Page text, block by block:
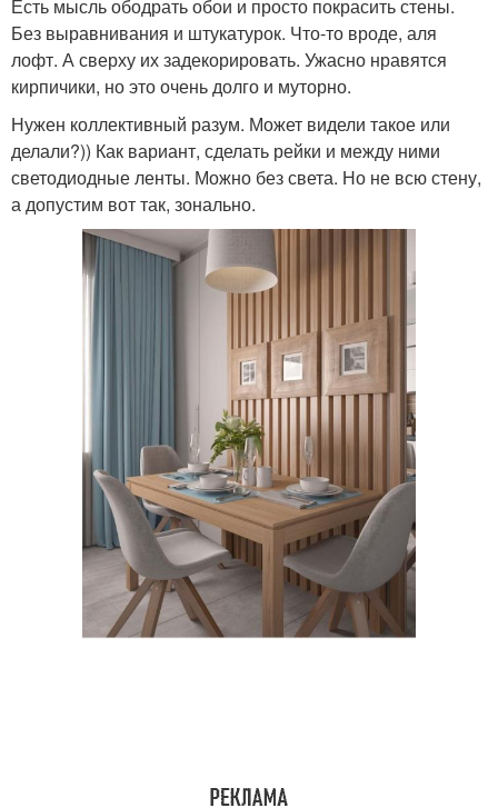
Есть мысль ободрать обои и просто покрасить стены.
Без выравнивания и штукатурок. Что-то вроде, аля
лофт. А сверху их задекорировать. Ужасно нравятся
кирпичики, но это очень долго и муторно.
Нужен коллективный разум. Может видели такое или
делали?)) Как вариант, сделать рейки и между ними
светодиодные ленты. Можно без света. Но не всю стену,
а допустим вот так, зонально.